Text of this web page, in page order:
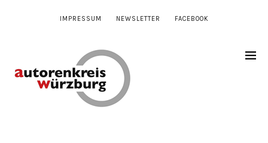
IMPRESSUM NEWSLETTER FACEBOOK